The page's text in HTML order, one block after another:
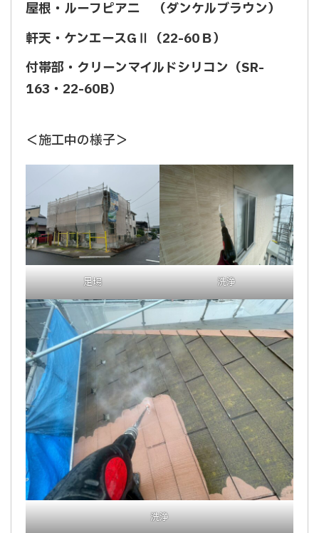
屋根・ルーフピアニ （ダンケルブラウン）
軒天・ケンエースGⅡ（22-60Ｂ）
付帯部・クリーンマイルドシリコン（SR-
163・22-60B）
＜施工中の様子＞
足場 洗浄
洗浄